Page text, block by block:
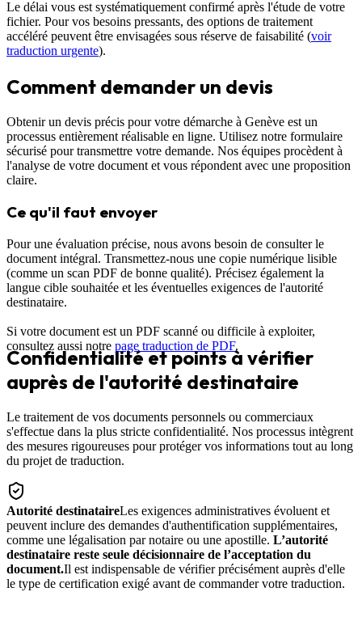
Le délai vous est systématiquement confirmé après l'étude de votre
fichier. Pour vos besoins pressants, des options de traitement
accéléré peuvent être envisagées sous réserve de faisabilité (voir
traduction urgente).
Comment demander un devis
Obtenir un devis précis pour votre démarche à Genève est un
processus entièrement réalisable en ligne. Utilisez notre formulaire
sécurisé pour transmettre votre demande. Nos équipes procèdent à
l'analyse de votre document et vous répondent avec une proposition
claire.
Ce qu'il faut envoyer
Pour une évaluation précise, nous avons besoin de consulter le
document intégral. Transmettez-nous une copie numérique lisible
(comme un scan PDF de bonne qualité). Précisez également la
langue cible souhaitée et les éventuelles exigences de l'autorité
destinataire.
Si votre document est un PDF scanné ou difficile à exploiter,
consultez aussi notre page traduction de PDF.
Confidentialité et points à vérifier
auprès de l'autorité destinataire
Le traitement de vos documents personnels ou commerciaux
s'effectue dans la plus stricte confidentialité. Nos processus intègrent
des mesures rigoureuses pour protéger vos informations tout au long
du projet de traduction.
Autorité destinataireLes exigences administratives évoluent et
peuvent inclure des demandes d'authentification supplémentaires,
comme une légalisation par notaire ou une apostille. L’autorité
destinataire reste seule décisionnaire de l’acceptation du
document.Il est indispensable de vérifier précisément auprès d'elle
le type de certification exigé avant de commander votre traduction.